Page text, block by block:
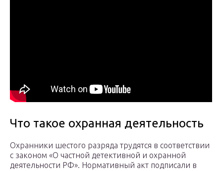
Что такое охранная деятельность
Охранники шестого разряда трудятся в соответствии
с законом «О частной детективной и охранной
деятельности РФ». Нормативный акт подписали в